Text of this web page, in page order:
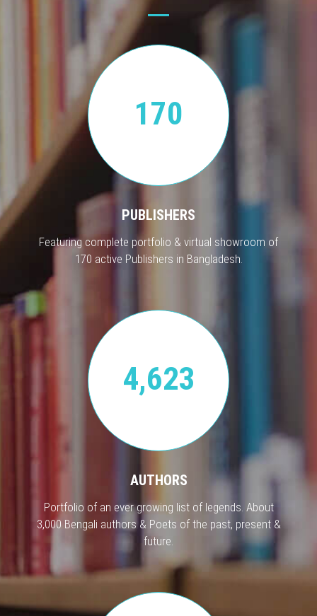
170
PUBLISHERS
Featuring complete portfolio & virtual showroom of
170 active Publishers in Bangladesh.
4,623
AUTHORS
Portfolio of an ever growing list of legends. About
3,000 Bengali authors & Poets of the past, present &
future.